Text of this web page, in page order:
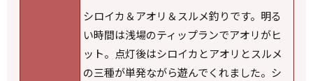
シロイカ＆アオリ＆スルメ釣りです。明る
い時間は浅場のティップランでアオリがヒ
ット。点灯後はシロイカとアオリとスルメ
の三種が単発ながら遊んでくれました。シ